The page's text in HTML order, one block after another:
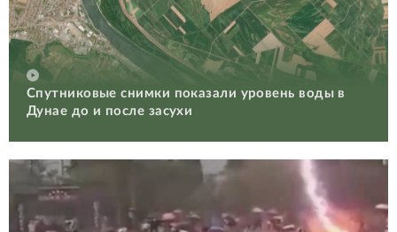
Спутниковые снимки показали уровень воды в
Дунае до и после засухи